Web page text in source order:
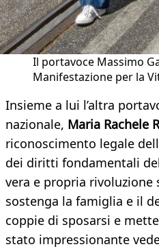
Il portavoce Massimo
Manifestazione per la
Insieme a lui l’altra
nazionale, Maria Rachele
riconoscimento legale
dei diritti fondamentali
vera e propria rivoluzione
sostenga la famiglia e il
coppie di sposarsi e
stato impressionante